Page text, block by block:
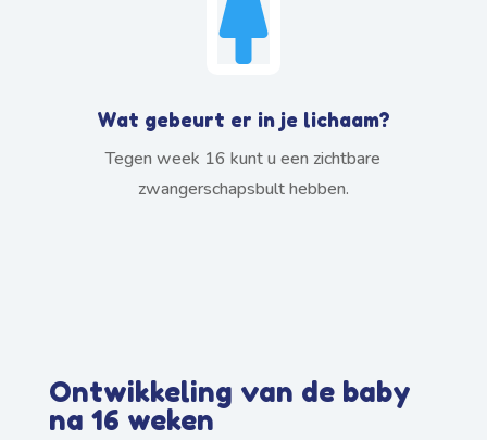
Wat gebeurt er in je lichaam?
Tegen week 16 kunt u een zichtbare
zwangerschapsbult hebben.
Ontwikkeling van de baby
na 16 weken